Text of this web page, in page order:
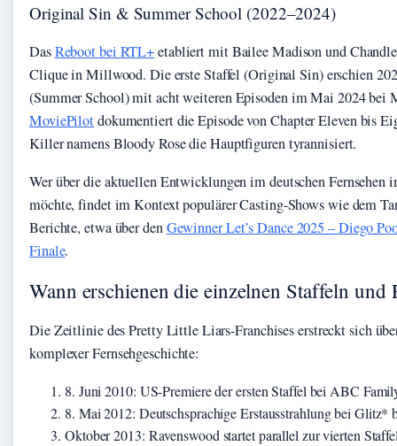
Original Sin & Summer School (2022–2024)
DasReboot bei RTL+etabliert mit Bailee Madison und
Clique in Millwood. Die erste Staffel (Original Sin) erschien
(Summer School) mit acht weiteren Episoden im Mai 2024 bei
MoviePilotdokumentiert die Episode von Chapter Eleven bis
Killer namens Bloody Rose die Hauptfiguren tyrannisiert.
Wer über die aktuellen Entwicklungen im deutschen Fernsehen
möchte, findet im Kontext populärer Casting-Shows wie dem
Berichte, etwa über denGewinner Let’s Dance 2025 – Diego
Finale.
Wann erschienen die einzelnen Staffeln und
Die Zeitlinie des Pretty Little Liars-Franchises erstreckt sich
komplexer Fernsehgeschichte:
8. Juni 2010: US-Premiere der ersten Staffel bei ABC
8. Mai 2012: Deutschsprachige Erstausstrahlung bei Glitz*
Oktober 2013: Ravenswood startet parallel zur vierten